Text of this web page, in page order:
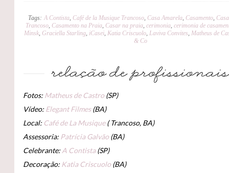
Tags: A Contista, Café de la Musique Trancoso, Casa Amarela, Casamento,
Trancoso, Casamento na Praia, Casar na praia, cerimonia, cerimonia de
Minsk, Graciella Starling, iCasei, Katia Criscuolo, Laviva Convites, Matheus de
& Co
Fotos: Matheus de Castro (SP)
Vídeo: Elegant Filmes(BA)
Local: Café de La Musique( Trancoso, BA)
Assessoria: Patrícia Galvão (BA)
Celebrante:A Contista(SP)
Decoração: Katia Criscuolo (BA)